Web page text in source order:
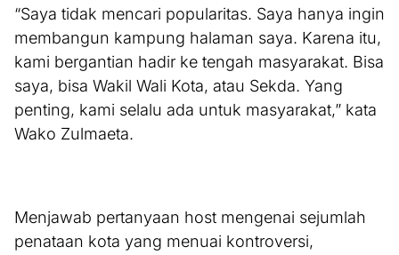
“Saya tidak mencari popularitas. Saya hanya ingin
membangun kampung halaman saya. Karena itu,
kami bergantian hadir ke tengah masyarakat. Bisa
saya, bisa Wakil Wali Kota, atau Sekda. Yang
penting, kami selalu ada untuk masyarakat,” kata
Wako Zulmaeta.
Menjawab pertanyaan host mengenai sejumlah
penataan kota yang menuai kontroversi,